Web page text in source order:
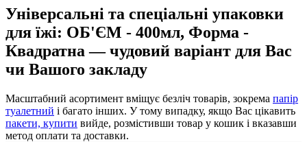
Універсальні та спеціальні упаковки
для їжі: ОБ'ЄМ - 400мл, Форма -
Квадратна — чудовий варіант для Вас
чи Вашого закладу
Масштабний асортимент вміщує безліч товарів, зокрема папір
туалетний і багато інших. У тому випадку, якщо Вас цікавить
пакети, купити вийде, розмістивши товар у кошик і вказавши
метод оплати та доставки.